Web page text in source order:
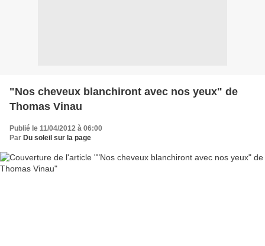
"Nos cheveux blanchiront avec nos yeux" de
Thomas Vinau
Publié le 11/04/2012 à 06:00
Par Du soleil sur la page